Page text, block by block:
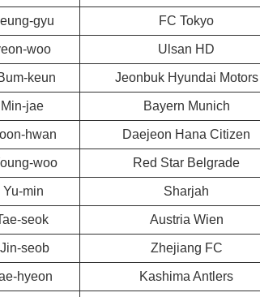
gyu FC Tokyo
woo Ulsan HD
keun Jeonbuk Hyundai Motors
jae Bayern Munich
hwan Daejeon Hana Citizen
woo Red Star Belgrade
min Sharjah
seok Austria Wien
seob Zhejiang FC
hyeon Kashima Antlers